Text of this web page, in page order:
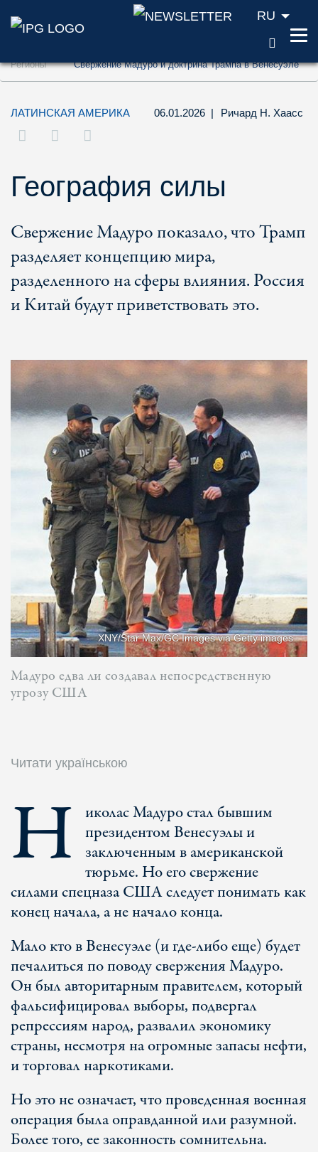
Перейти к содержанию (ключ доступа
Перейти к поиску (ключ доступа '2')
Перейти к навигации (ключ доступа '3')
RU
Регионы Свержение Мадуро и доктрина Трампа в Венесуэле
ЛАТИНСКАЯ АМЕРИКА 06.01.2026 | Ричард Н. Хаасс
География силы
Свержение Мадуро показало, что Трамп
разделяет концепцию мира,
разделенного на сферы влияния. Россия
и Китай будут приветствовать это.
XNY/Star Max/GC Images via Getty images
Мадуро едва ли создавал непосредственную
угрозу США
Читати українською
Н иколас Мадуро стал бывшим
президентом Венесуэлы и
заключенным в американской
тюрьме. Но его свержение
силами спецназа США следует понимать как
конец начала, а не начало конца.
Мало кто в Венесуэле (и где-либо еще) будет
печалиться по поводу свержения Мадуро.
Он был авторитарным правителем, который
фальсифицировал выборы, подвергал
репрессиям народ, развалил экономику
страны, несмотря на огромные запасы нефти,
и торговал наркотиками.
Но это не означает, что проведенная военная
операция была оправданной или разумной.
Более того, ее законность сомнительна.